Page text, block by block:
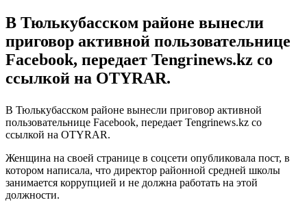
В Тюлькубасском районе вынесли
приговор активной пользовательнице
Fаcebook, передает Tengrinews.kz со
ссылкой на OTYRAR.
В Тюлькубасском районе вынесли приговор активной
пользовательнице Fаcebook, передает Tengrinews.kz со
ссылкой на OTYRAR.
Женщина на своей странице в соцсети опубликовала пост, в
котором написала, что директор районной средней школы
занимается коррупцией и не должна работать на этой
должности.